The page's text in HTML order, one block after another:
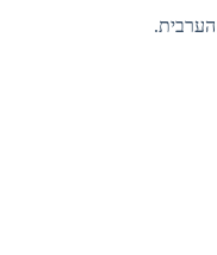
הערבית.